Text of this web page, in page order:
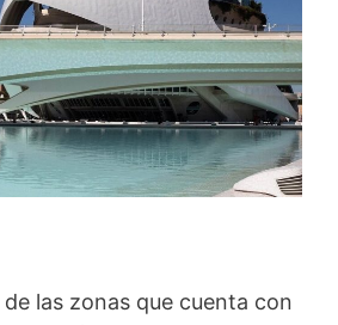
las zonas que cuenta con